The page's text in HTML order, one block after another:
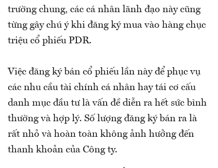
trường chung, các cá nhân lãnh đạo này cũng
từng gây chú ý khi đăng ký mua vào hàng chục
triệu cổ phiếu PDR.
Việc đăng ký bán cổ phiếu lần này để phục vụ
các nhu cầu tài chính cá nhân hay tái cơ cấu
danh mục đầu tư là vấn đề diễn ra hết sức bình
thường và hợp lý. Số lượng đăng ký bán ra là
rất nhỏ và hoàn toàn không ảnh hưởng đến
thanh khoản của Công ty.